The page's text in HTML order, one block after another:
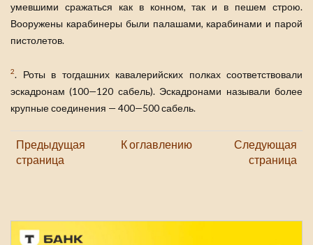
умевшими сражаться как в конном, так и в пешем строю.
Вооружены карабинеры были палашами, карабинами и парой
пистолетов.
2. Роты в тогдашних кавалерийских полках соответствовали
эскадронам (100—120 сабель). Эскадронами называли более
крупные соединения — 400—500 сабель.
Предыдущая
страница
К оглавлению
Следующая
страница